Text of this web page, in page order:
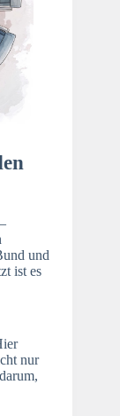
und
ist es
nur